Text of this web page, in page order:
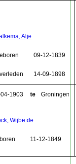
Alje
09-12-1839
14-09-1898
1903 te Groningen
Wijbe de
11-12-1849